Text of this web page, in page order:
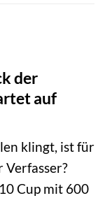
der
auf
klingt, ist für
Verfasser?
Cup mit 600